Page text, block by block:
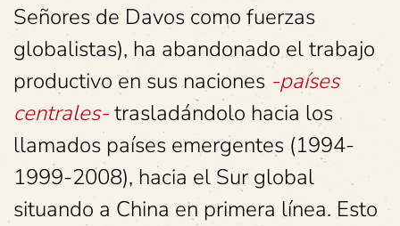
Señores de Davos como fuerzas
globalistas), ha abandonado el trabajo
productivo en sus naciones -países
centrales-trasladándolo hacia los
llamados países emergentes (1994-
1999-2008), hacia el Sur global
situando a China en primera línea. Esto